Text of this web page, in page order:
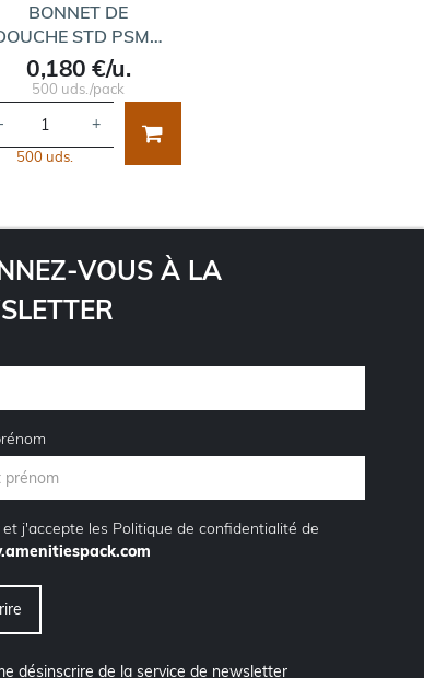
BONNET DE
STD PSM…
0,180 €/u.
500 uds./pack
- +
500 uds.
VOUS À LA
et j'accepte les Politique de confidentialité de
désinscrire de la service de newsletter